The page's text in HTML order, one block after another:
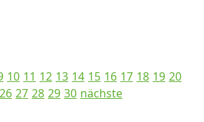
10 11 12 13 14 15 16 17 18 19 20
26 27 28 29 30 nächste